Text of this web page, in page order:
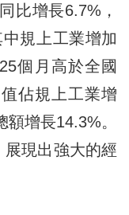
比增長6.7%，
規上工業增加
個月高於全國
佔規上工業增
增長14.3%。
展現出強大的經